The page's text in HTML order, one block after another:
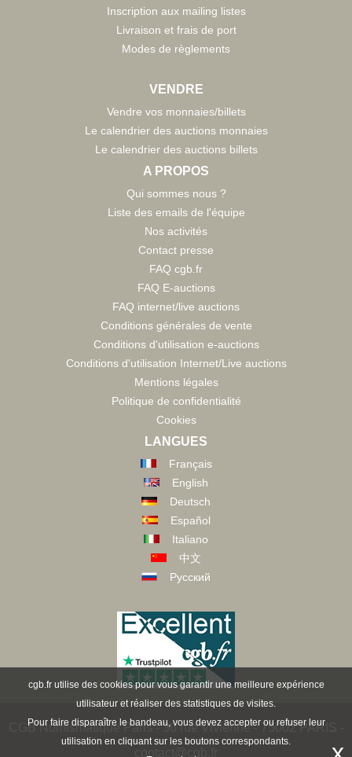
Inscription aux mailing listes
Livraison et frais de port
Modes de règlements
VENDRE
Vendre vos monnaies/billets
Le calendrier des auctions monnaies
Le calendrier des auctions billets
A PROPOS
Qui sommes nous ?
Liste des emails de l'équipe
Nos activités
Contact presse
FAQ cgb.fr
FAQ E-auctions
FAQ internet/live auctions
Conditions générales de vente
Conditions d'utilisation e-auctions
Conditions d'utilisation Internet/Live auctions
Mentions légales
Politique de confidentialité
Cookies
LANGUES
Français
English
Deutsch
Español
Italiano
中文
Русский
CGB Numismatique Paris - 36 rue Vivienne - 75002 PARIS -
contact@cgb.fr
cgb.fr utilise des cookies pour vous garantir une meilleure expérience
utilisateur et réaliser des statistiques de visites.
Pour faire disparaître le bandeau, vous devez accepter ou refuser leur
utilisation en cliquant sur les boutons correspondants.